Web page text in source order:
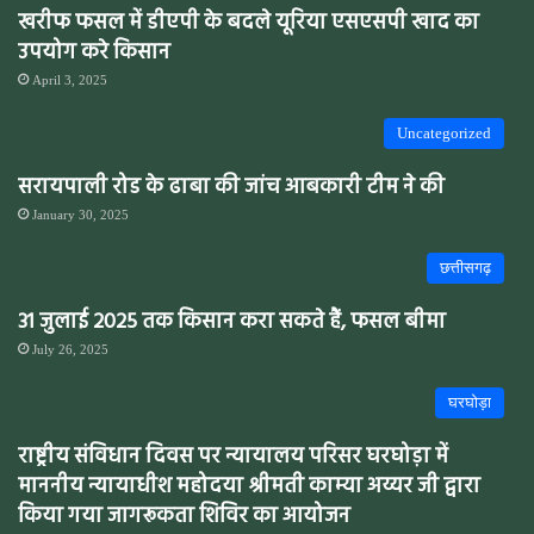
खरीफ फसल में डीएपी के बदले यूरिया एसएसपी खाद का
उपयोग करे किसान
April 3, 2025
Uncategorized
सरायपाली रोड के ढाबा की जांच आबकारी टीम ने की
January 30, 2025
छत्तीसगढ़
31 जुलाई 2025 तक किसान करा सकते हैं, फसल बीमा
July 26, 2025
घरघोड़ा
राष्ट्रीय संविधान दिवस पर न्यायालय परिसर घरघोड़ा में
माननीय न्यायाधीश महोदया श्रीमती काम्या अय्यर जी द्वारा
किया गया जागरूकता शिविर का आयोजन